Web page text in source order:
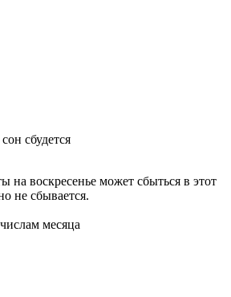
сбудется
на воскресенье может сбыться в этот
не сбывается.
месяца